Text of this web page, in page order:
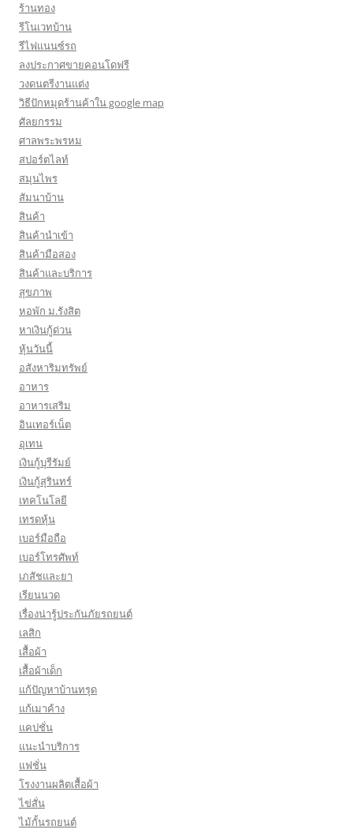
ร้านทอง
รีโนเวทบ้าน
รีไฟแนนซ์รถ
ลงประกาศขายคอนโดฟรี
วงดนตรีงานแต่ง
วิธีปักหมุดร้านค้าใน google map
ศัลยกรรม
ศาลพระพรหม
สปอร์ตไลท์
สมุนไพร
สัมนาบ้าน
สินค้า
สินค้านำเข้า
สินค้ามือสอง
สินค้าและบริการ
สุขภาพ
หอพัก ม.รังสิต
หาเงินกู้ด่วน
หุ้นวันนี้
อสังหาริมทรัพย์
อาหาร
อาหารเสริม
อินเทอร์เน็ต
อุเทน
เงินกู้บุรีรัมย์
เงินกู้สุรินทร์
เทคโนโลยี
เทรดหุ้น
เบอร์มือถือ
เบอร์โทรศัพท์
เภสัชและยา
เรียนนวด
เรื่องน่ารู้ประกันภัยรถยนต์
เลสิก
เสื้อผ้า
เสื้อผ้าเด็ก
แก้ปัญหาบ้านทรุด
แก้เมาค้าง
แคปชั่น
แนะนำบริการ
แฟชั่น
โรงงานผลิตเสื้อผ้า
ไข่สั่น
ไม้กั้นรถยนต์